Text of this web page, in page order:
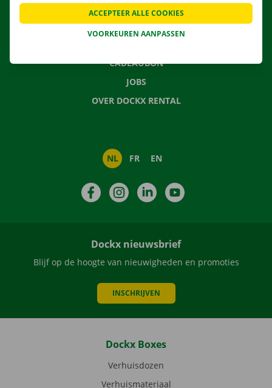
CONTACTEER ONS
VEELGESTELDE VRAGEN
CADEAUBON
JOBS
OVER DOCKX RENTAL
NL FR EN
FacebookInstagramLinkedIn
Dockx nieuwsbrief
Blijf op de hoogte van nieuwigheden en promoties
INSCHRIJVEN
Dockx Boxes
Verhuisdozen
Verhuismateriaal
VOORKEUREN AANPASSEN
ACCEPTEER ALLE COOKIES